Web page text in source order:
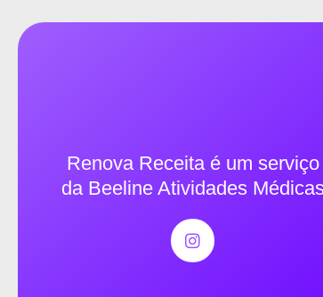
Renova Receita é um serviço
da Beeline Atividades